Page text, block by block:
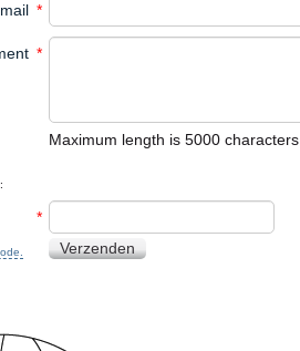
*
*
Maximum length is 5000 characters
*
Verzenden